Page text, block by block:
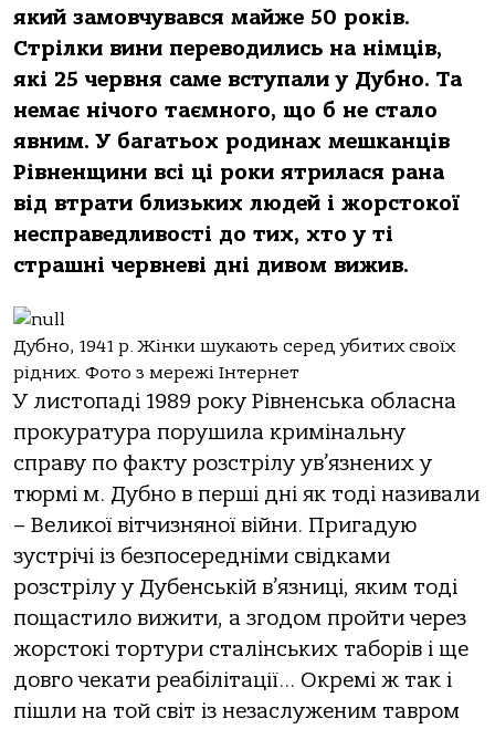
який замовчувався майже 50 років.
Стрілки вини переводились на німців,
які 25 червня саме вступали у Дубно. Та
немає нічого таємного, що б не стало
явним. У багатьох родинах мешканців
Рівненщини всі ці роки ятрилася рана
від втрати близьких людей і жорстокої
несправедливості до тих, хто у ті
страшні червневі дні дивом вижив.
Дубно, 1941 р. Жінки шукають серед убитих своїх
рідних. Фото з мережі Інтернет
У листопаді 1989 року Рівненська обласна
прокуратура порушила кримінальну
справу по факту розстрілу ув’язнених у
тюрмі м. Дубно в перші дні як тоді називали
– Великої вітчизняної війни. Пригадую
зустрічі із безпосередніми свідками
розстрілу у Дубенській в’язниці, яким тоді
пощастило вижити, а згодом пройти через
жорстокі тортури сталінських таборів і ще
довго чекати реабілітації… Окремі ж так і
пішли на той світ із незаслуженим тавром